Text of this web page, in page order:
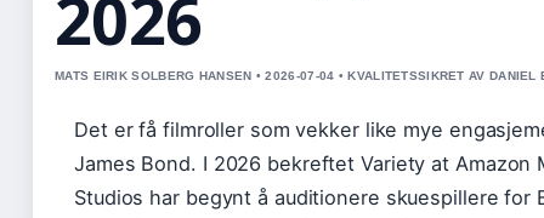
2026
MATS EIRIK SOLBERG HANSEN • 2026-07-04 • KVALITETSSIKRET AV DANIEL
Det er få filmroller som vekker like mye
James Bond. I 2026 bekreftet Variety at Amazon
Studios har begynt å auditionere skuespillere for